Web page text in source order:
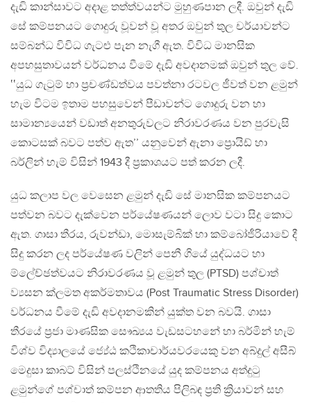
දැඩි කාන්සාවට අදාළ තත්ත්වයන්ට මුහුණපාන ලදී. ඔවුන් දැඩි
සේ කම්පනයට ගොදුරු වූවන් වූ අතර ඔවුන් තුල චර්යාවන්ට
සම්බන්ධ විවිධ ගැටළු පැන නැගී ඇත. විවිධ මානසික
අපහසුතාවයන් වර්ධනය වීමේ දැඩි අවදානමක් ඔවුන් තුල වේ.
‛‛යුධ ගැටුම් හා ප්‍රචණ්ඩත්වය පවත්නා රටවල ජීවත් වන ළමුන්
හැම විටම ඉතාම පහසුවෙන් පීඩාවන්ට ගොදුරු වන හා
සාමාන්‍යයෙන් වඩාත් අනතුරුවලට නිරාවරණය වන පුරවැසි
කොටසක් බවට පත්ව ඇත’’ යනුවෙන් ඇනා ප්‍රොයිඩ් හා
බර්ලින් හැම් විසින් 1943 දී ප්‍රකාශයට පත් කරන ලදී.
යුධ කලාප වල වෙසෙන ළමුන් දැඩි සේ මානසික කම්පනයට
පත්වන බවට දැක්වෙන පර්යේෂණයන් ලොව වටා සිදු කොට
ඇත. ගාසා තීරය, රුවන්ඩා, මොසැම්බික් හා කම්බෝජීරියාවේ දී
සිදු කරන ලද පර්යේෂණ වලින් පෙනී ගියේ යුද්ධයට හා
ම්ලේච්ඡත්වයට නිරාවරණය වූ ළමුන් තුල (PTSD) පශ්චාත්
ව්‍යසන ක්ලමත අකර්මතාවය (Post Traumatic Stress Disorder)
වර්ධනය වීමේ දැඩි අවදානමකින් යුක්ත වන බවයි. ගාසා
තීරයේ ප්‍රජා මාණසික සෞඛ්‍යය වැඩසටහනේ හා බර්මින් හැම්
විශ්ව විද්‍යාලයේ ජ්‍යේඨ කථිකාචාර්යවරයෙකු වන අබ්දුල් අසීබ්
මෙදුසා කාබට් විසින් පලස්ථිනයේ යුද කම්පනය අත්දුටු
ළමුන්ගේ පශ්චාත් කම්පන ආතතිය පිලිබඳ ප්‍රති ක්‍රියාවන් සහ